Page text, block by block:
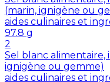
(marin, ignigène ou
aides culinaires et
97.8 g
2
Sel blanc alimentaire,
ignigène ou gemme)
aides culinaires et